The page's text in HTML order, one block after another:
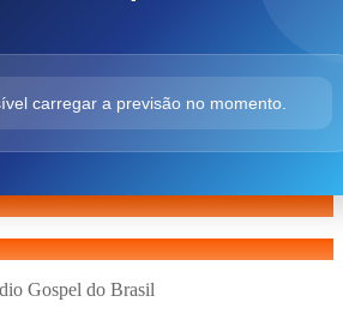
carregar a previsão no momento.
Gospel do Brasil